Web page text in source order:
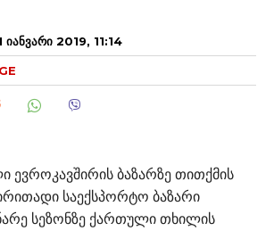
ᲘᲐᲜᲕᲐᲠᲘ 2019, 11:14
ბაზარზე თითქმის
საექსპორტო ბაზარი
სეზონზე ქართული თხილის